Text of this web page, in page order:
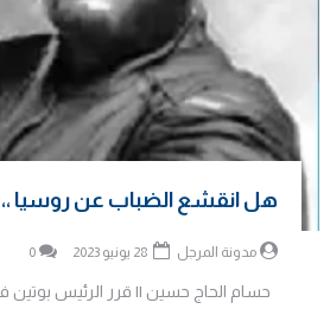
هل انقشع الضباب عن روسيا
مدونة المرجل 0
حسام الحاج حسين || قرر الرئيس